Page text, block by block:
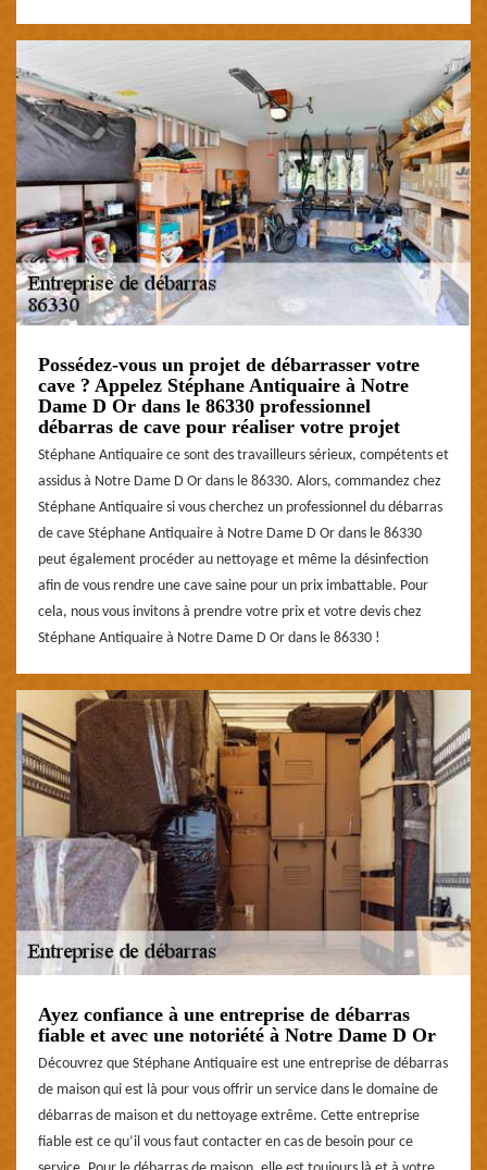
Possédez-vous un projet de débarrasser votre
cave ? Appelez Stéphane Antiquaire à Notre
Dame D Or dans le 86330 professionnel
débarras de cave pour réaliser votre projet
Stéphane Antiquaire ce sont des travailleurs sérieux, compétents et
assidus à Notre Dame D Or dans le 86330. Alors, commandez chez
Stéphane Antiquaire si vous cherchez un professionnel du débarras
de cave Stéphane Antiquaire à Notre Dame D Or dans le 86330
peut également procéder au nettoyage et même la désinfection
afin de vous rendre une cave saine pour un prix imbattable. Pour
cela, nous vous invitons à prendre votre prix et votre devis chez
Stéphane Antiquaire à Notre Dame D Or dans le 86330 !
Ayez confiance à une entreprise de débarras
fiable et avec une notoriété à Notre Dame D Or
Découvrez que Stéphane Antiquaire est une entreprise de débarras
de maison qui est là pour vous offrir un service dans le domaine de
débarras de maison et du nettoyage extrême. Cette entreprise
fiable est ce qu’il vous faut contacter en cas de besoin pour ce